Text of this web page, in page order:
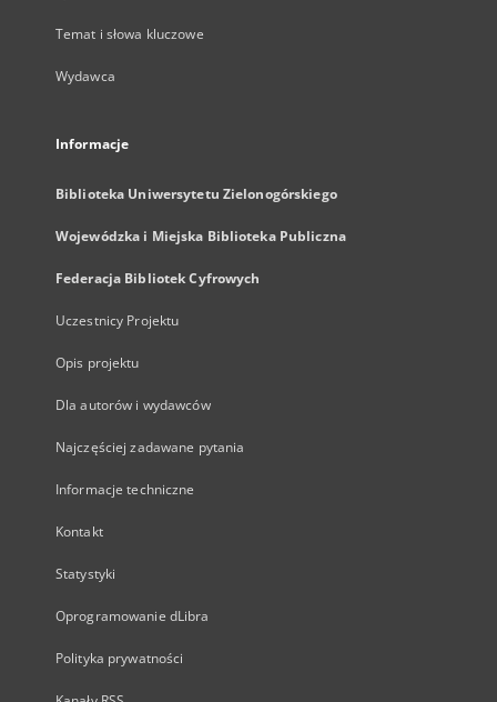
Temat i słowa kluczowe
Wydawca
Informacje
Biblioteka Uniwersytetu Zielonogórskiego
Wojewódzka i Miejska Biblioteka Publiczna
Federacja Bibliotek Cyfrowych
Uczestnicy Projektu
Opis projektu
Dla autorów i wydawców
Najczęściej zadawane pytania
Informacje techniczne
Kontakt
Statystyki
Oprogramowanie dLibra
Polityka prywatności